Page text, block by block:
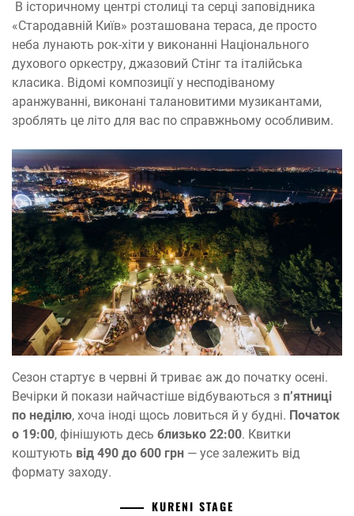
В історичному центрі столиці та серці заповідника
«Стародавній Київ» розташована тераса, де просто
неба лунають рок-хіти у виконанні Національного
духового оркестру, джазовий Стінг та італійська
класика. Відомі композиції у несподіваному
аранжуванні, виконані талановитими музикантами,
зроблять це літо для вас по справжньому особливим.
Сезон стартує в червні й триває аж до початку осені.
Вечірки й покази найчастіше відбуваються з п’ятниці
по неділю, хоча іноді щось ловиться й у будні. Початок
о 19:00, фінішують десь близько 22:00. Квитки
коштують від 490 до 600 грн — усе залежить від
формату заходу.
KURENI STAGE